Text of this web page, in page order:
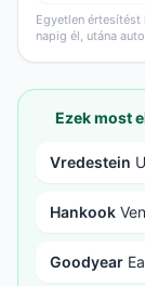
Egyetlen értesítést
napig él, utána
Ezek most
Vredestein
Hankook
Goodyear